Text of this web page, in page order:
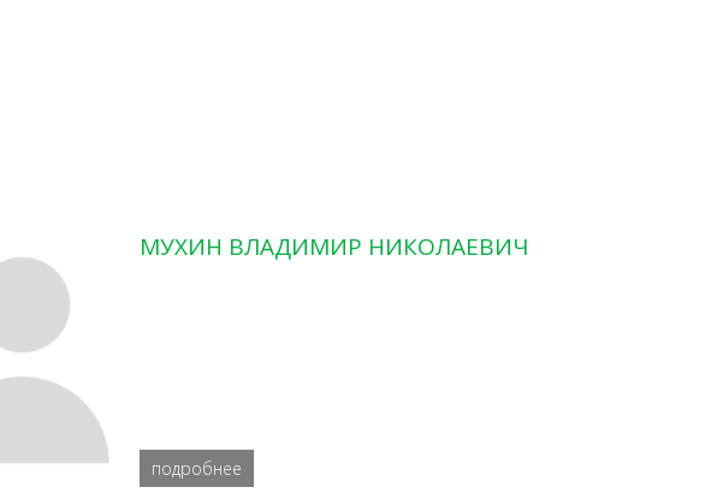
МУХИН ВЛАДИМИР НИКОЛАЕВИЧ
подробнее